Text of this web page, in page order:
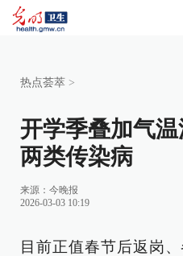
热点荟萃 >
开学季叠加气
两类传染病
来源： 今晚报
2026-03-03 10:19
目前正值春节后返岗